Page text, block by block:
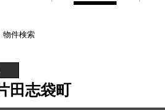
物件検索
田志袋町